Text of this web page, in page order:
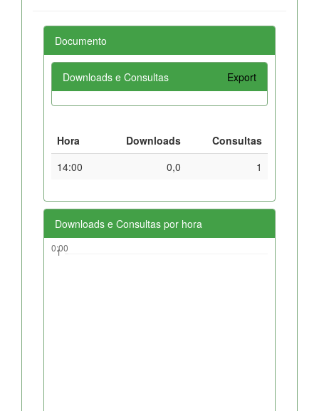
Documento
Downloads e Consultas Export
Hora Downloads
Consultas
14:00
0,0 1
Downloads e Consultas por hora